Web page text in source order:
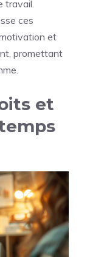
travail.
ces
et
promettant
et